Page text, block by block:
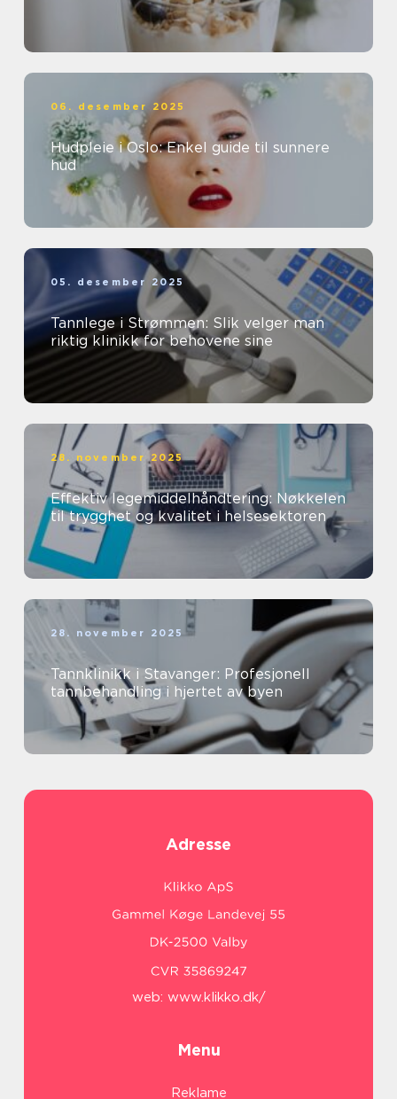
06. desember 2025
Hudpleie i Oslo: Enkel guide til sunnere
hud
05. desember 2025
Tannlege i Strømmen: Slik velger man
riktig klinikk for behovene sine
28. november 2025
Effektiv legemiddelhåndtering: Nøkkelen
til trygghet og kvalitet i helsesektoren
28. november 2025
Tannklinikk i Stavanger: Profesjonell
tannbehandling i hjertet av byen
Adresse
web: www.klikko.dk/
Menu
Reklame